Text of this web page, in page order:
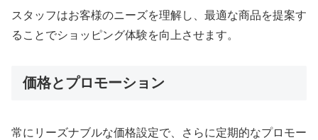
スタッフはお客様のニーズを理解し、最適な商品を提案す
ることでショッピング体験を向上させます。
価格とプロモーション
常にリーズナブルな価格設定で、さらに定期的なプロモー